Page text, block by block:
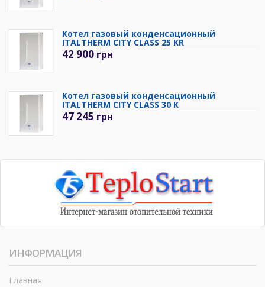
Котел газовый конденсационный
ITALTHERM CITY CLASS 25 KR
42 900 грн
Котел газовый конденсационный
ITALTHERM CITY CLASS 30 K
47 245 грн
ИНФОРМАЦИЯ
Главная